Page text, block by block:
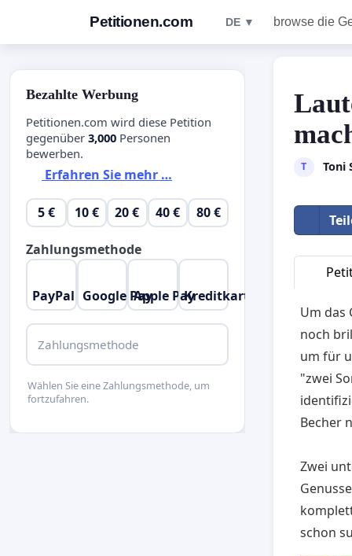
Petitionen.com DE ▼ browse die
T Toni
Um das
noch
um für
"zwei
Becher
Zwei
schon
Bezahlte Werbung
Petitionen.com wird diese Petition
gegenüber 3,000 Personen
bewerben.
Erfahren Sie mehr …
5 € 10 € 20 € 40 € 80 €
Zahlungsmethode
PayPal Google PayApple PayKreditkarte
Zahlungsmethode
Wählen Sie eine Zahlungsmethode, um
fortzufahren.